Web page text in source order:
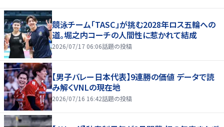
競泳チーム「TASC」が挑む2028年ロス五輪への
道。堀之内コーチの人間性に惹かれて結成
2026/07/17 06:06話題の投稿
【男子バレー日本代表】9連勝の価値 データで読
み解くVNLの現在地
2026/07/16 16:42話題の投稿